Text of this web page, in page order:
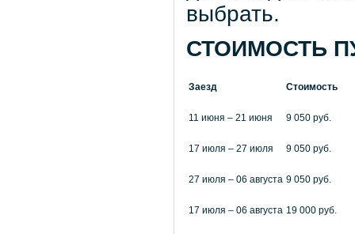
выбрать.
СТОИМОСТЬ
Заезд Стоимость
11 июня – 21 июня 9 050 руб.
17 июля – 27 июля 9 050 руб.
27 июля – 06 августа 9 050 руб.
17 июля – 06 августа 19 000 руб.